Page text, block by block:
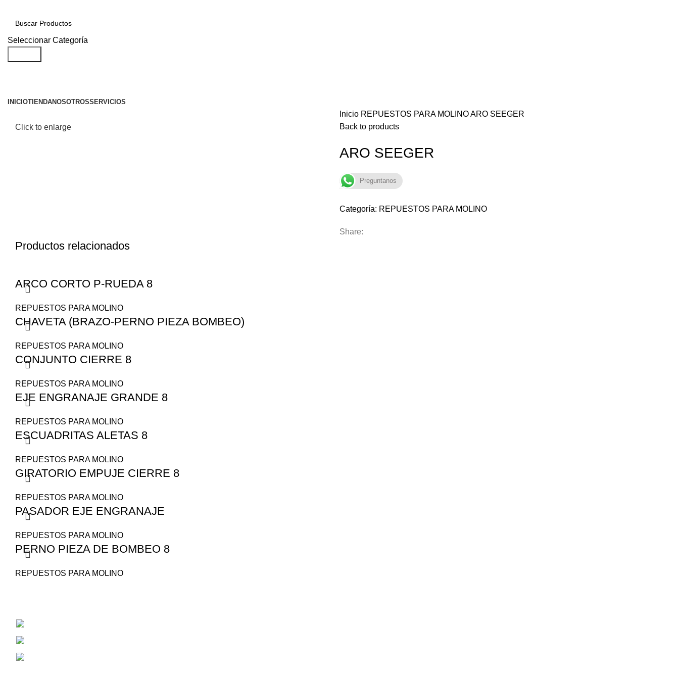
Seleccionar Categoría
INICIOTIENDANOSOTROSSERVICIOS
Click to enlarge
Inicio REPUESTOS PARA MOLINOARO SEEGER
Back to products
ARO SEEGER
Preguntanos
Categoría: REPUESTOS PARA MOLINO
Share:
Productos relacionados
ARCO CORTO P-RUEDA 8
REPUESTOS PARA MOLINO
CHAVETA (BRAZO-PERNO PIEZA BOMBEO)
REPUESTOS PARA MOLINO
CONJUNTO CIERRE 8
REPUESTOS PARA MOLINO
EJE ENGRANAJE GRANDE 8
REPUESTOS PARA MOLINO
ESCUADRITAS ALETAS 8
REPUESTOS PARA MOLINO
GIRATORIO EMPUJE CIERRE 8
REPUESTOS PARA MOLINO
PASADOR EJE ENGRANAJE
REPUESTOS PARA MOLINO
PERNO PIEZA DE BOMBEO 8
REPUESTOS PARA MOLINO